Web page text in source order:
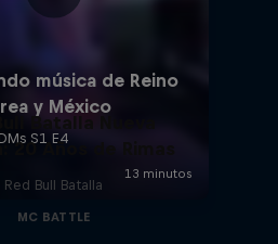
Batalla Nueva
20 Años de Rimas
Red Bull Batalla
MC BATTLE